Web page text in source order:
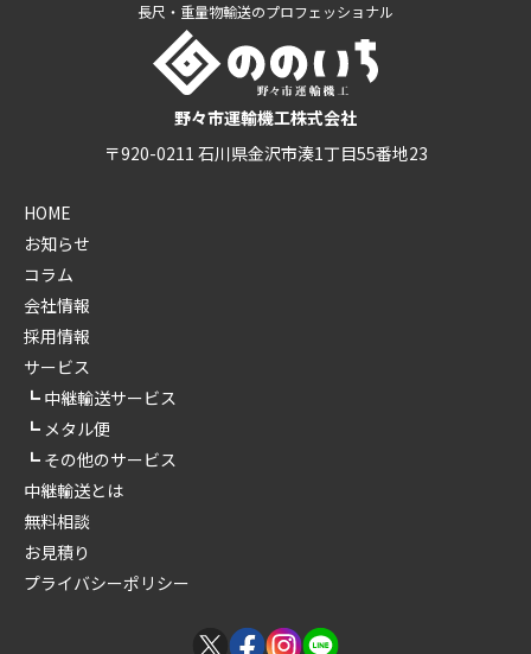
長尺・重量物輸送のプロフェッショナル
野々市運輸機工株式会社
〒920-0211 石川県金沢市湊1丁目55番地23
HOME
お知らせ
コラム
会社情報
採用情報
サービス
中継輸送サービス
メタル便
その他のサービス
中継輸送とは
無料相談
お見積り
プライバシーポリシー